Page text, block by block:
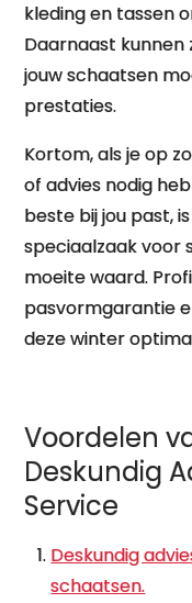
kleding en tassen
Daarnaast kunnen
jouw schaatsen
prestaties.
Kortom, als je op
of advies nodig
beste bij jou past,
speciaalzaak voor
moeite waard.
pasvormgarantie
deze winter
Voordelen
Deskundig
Service
Deskundig
schaatsen.